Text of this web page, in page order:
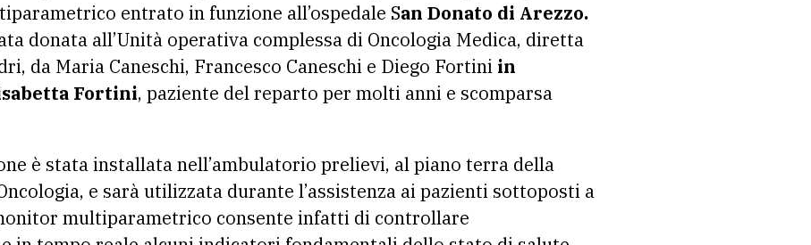
entrato in funzione all’ospedale San Donato di Arezzo.
donata all’Unità operativa complessa di Oncologia Medica, diretta
da Maria Caneschi, Francesco Caneschi e Diego Fortini in
Fortini, paziente del reparto per molti anni e scomparsa
è stata installata nell’ambulatorio prelievi, al piano terra della
e sarà utilizzata durante l’assistenza ai pazienti sottoposti a
multiparametrico consente infatti di controllare